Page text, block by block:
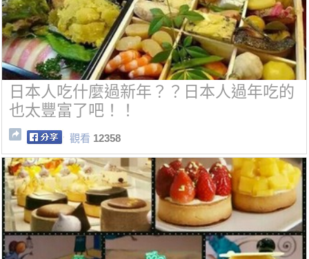
日本人吃什麼過新年？？日本人過年吃的
也太豐富了吧！！
觀看 12358